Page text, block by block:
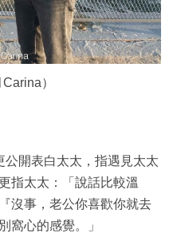
）
開表白太太，指遇見太太
指太太：「說話比較溫
沒事，老公你喜歡你就去
窩心的感覺。」